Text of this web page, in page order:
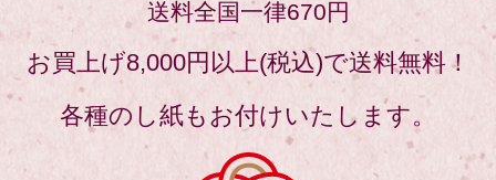
送料全国一律670円
お買上げ8,000円以上(税込)で送料無料！
各種のし紙もお付けいたします。